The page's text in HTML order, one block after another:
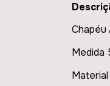
Chapéu
Medida